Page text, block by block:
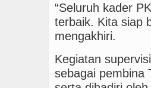
“Seluruh kader
terbaik. Kita siap
mengakhiri.
Kegiatan
sebagai pembina